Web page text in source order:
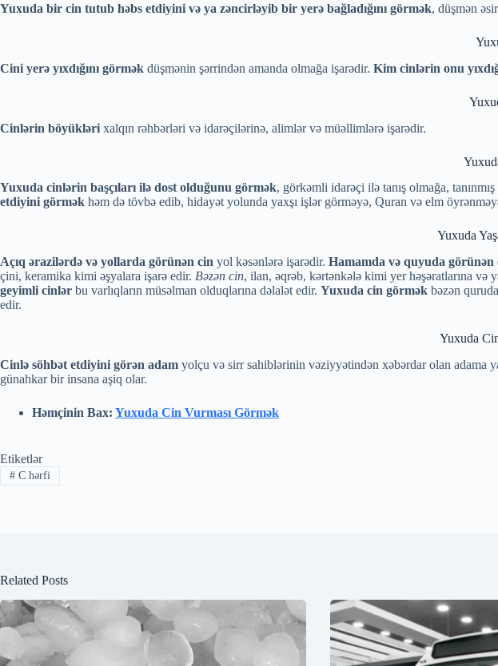
Yuxuda bir cin tutub həbs etdiyini və ya zəncirləyib bir yerə bağladığını görmək, düşmən
Cini yerə yıxdığını görmək düşmənin şərrindən amanda olmağa işarədir. Kim cinlərin onu
Cinlərin böyükləri xalqın rəhbərləri və idarəçilərinə, alimlər və müəllimlərə işarədir.
Yuxuda cinlərin başçıları ilə dost olduğunu görmək, görkəmli idarəçi ilə tanış olmağa,
etdiyini görmək həm də tövbə edib, hidayət yolunda yaxşı işlər görməyə, Quran və elm
Yuxuda
Açıq ərazilərdə və yollarda görünən cin yol kəsənlərə işarədir. Hamamda və quyuda görünən
çini, keramika kimi əşyalara işarə edir. Bəzən cin, ilan, əqrəb, kərtənkələ kimi yer həşəratlarına və
geyimli cinlər bu varlıqların müsəlman olduqlarına dəlalət edir. Yuxuda cin görmək bəzən
edir.
Yuxuda
Cinlə söhbət etdiyini görən adam yolçu və sirr sahiblərinin vəziyyətindən xəbərdar olan adama
günahkar bir insana aşiq olar.
Həmçinin Bax: Yuxuda Cin Vurması Görmək
Etiketlər
#C hərfi
Related Posts